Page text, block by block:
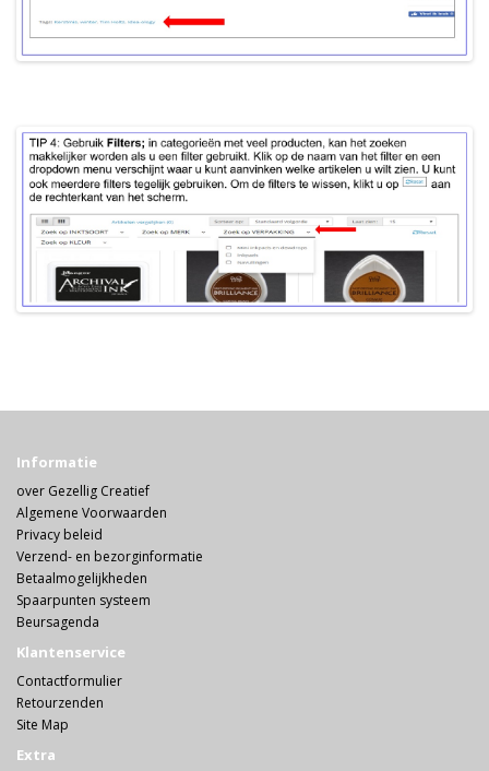
Informatie
over Gezellig Creatief
Algemene Voorwaarden
Privacy beleid
Verzend- en bezorginformatie
Betaalmogelijkheden
Spaarpunten systeem
Beursagenda
Klantenservice
Contactformulier
Retourzenden
Site Map
Extra